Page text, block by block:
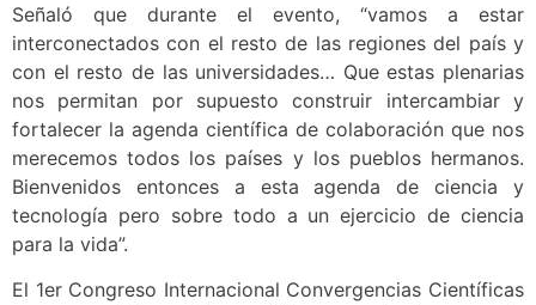
Señaló que durante el evento, “vamos a estar
interconectados con el resto de las regiones del país y
con el resto de las universidades… Que estas plenarias
nos permitan por supuesto construir intercambiar y
fortalecer la agenda científica de colaboración que nos
merecemos todos los países y los pueblos hermanos.
Bienvenidos entonces a esta agenda de ciencia y
tecnología pero sobre todo a un ejercicio de ciencia
para la vida”.
El 1er Congreso Internacional Convergencias Científicas